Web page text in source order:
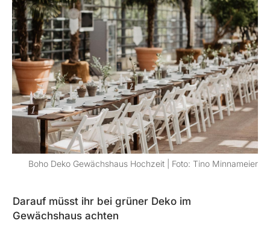
Boho Deko Gewächshaus Hochzeit | Foto: Tino Minnameier
Darauf müsst ihr bei grüner Deko im
Gewächshaus achten